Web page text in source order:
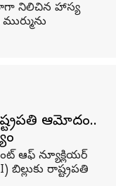
నిలిచిన హాస్య
ఆమోదం..
ఆఫ్ న్యూక్లియర్
బిల్లుకు రాష్ట్రపతి